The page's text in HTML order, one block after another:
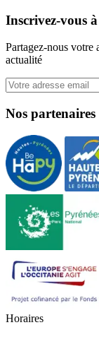
Inscrivez-vous
Partagez-nous votre
actualité
Nos partenaires
Horaires